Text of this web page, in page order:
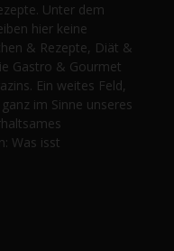
Unter dem
hier keine
& Rezepte, Diät &
Gastro & Gourmet
Ein weites Feld,
im Sinne unseres
Was isst